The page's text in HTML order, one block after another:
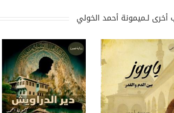
أخرى لـميمونة أحمد الخولي